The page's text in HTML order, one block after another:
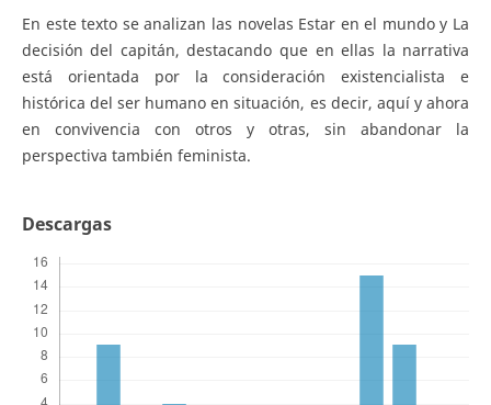
En este texto se analizan las novelas Estar en el mundo y La
decisión del capitán, destacando que en ellas la narrativa
está orientada por la consideración existencialista e
histórica del ser humano en situación, es decir, aquí y ahora
en convivencia con otros y otras, sin abandonar la
perspectiva también feminista.
Descargas